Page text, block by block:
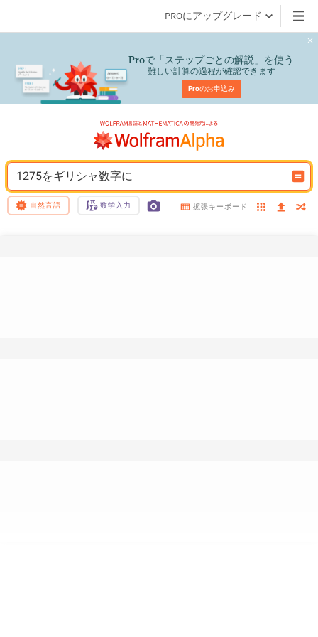
PROにアップグレード
Proで「ステップごとの解説」を使う
難しい計算の過程が確認できます
Proのお申込み
1275をギリシャ数字に
自然言語 数学入力 拡張キーボード